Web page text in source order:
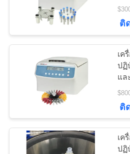
อัต
ติ
เค
ปฏิ
แล
สำ
ติ
เค
ปฏิ